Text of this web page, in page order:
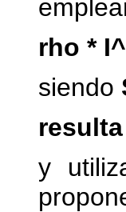
rho *
siendo
y